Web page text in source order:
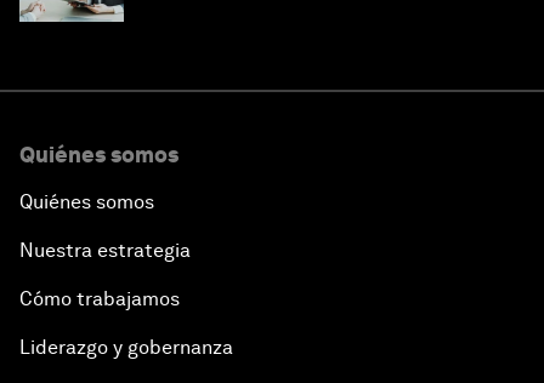
Quiénes somos
Quiénes somos
Nuestra estrategia
Cómo trabajamos
Liderazgo y gobernanza